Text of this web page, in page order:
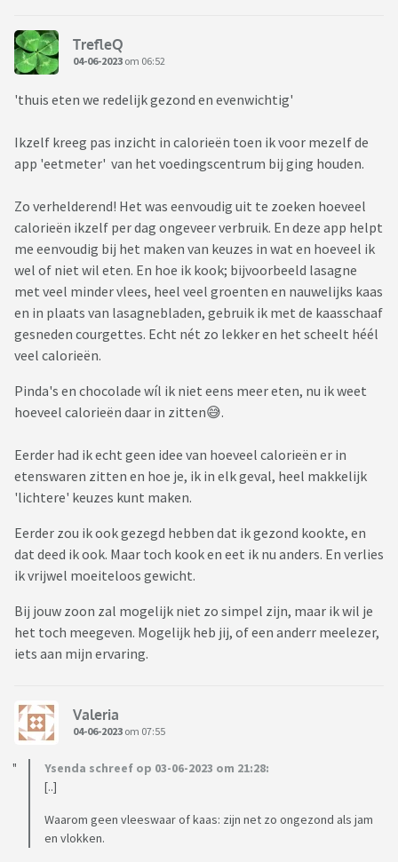
TrefleQ
04-06-2023 om 06:52
'thuis eten we redelijk gezond en evenwichtig'
Ikzelf kreeg pas inzicht in calorieën toen ik voor mezelf de
app 'eetmeter' van het voedingscentrum bij ging houden.
Zo verhelderend! Het was eenvoudig uit te zoeken hoeveel
calorieën ikzelf per dag ongeveer verbruik. En deze app helpt
me eenvoudig bij het maken van keuzes in wat en hoeveel ik
wel of niet wil eten. En hoe ik kook; bijvoorbeeld lasagne
met veel minder vlees, heel veel groenten en nauwelijks kaas
en in plaats van lasagnebladen, gebruik ik met de kaasschaaf
gesneden courgettes. Echt nét zo lekker en het scheelt héél
veel calorieën.
Pinda's en chocolade wíl ik niet eens meer eten, nu ik weet
hoeveel calorieën daar in zitten😅.
Eerder had ik echt geen idee van hoeveel calorieën er in
etenswaren zitten en hoe je, ik in elk geval, heel makkelijk
'lichtere' keuzes kunt maken.
Eerder zou ik ook gezegd hebben dat ik gezond kookte, en
dat deed ik ook. Maar toch kook en eet ik nu anders. En verlies
ik vrijwel moeiteloos gewicht.
Bij jouw zoon zal mogelijk niet zo simpel zijn, maar ik wil je
het toch meegeven. Mogelijk heb jij, of een anderr meelezer,
iets aan mijn ervaring.
Valeria
04-06-2023 om 07:55
Ysenda schreef op 03-06-2023 om 21:28:
[..]
Waarom geen vleeswaar of kaas: zijn net zo ongezond als jam
en vlokken.